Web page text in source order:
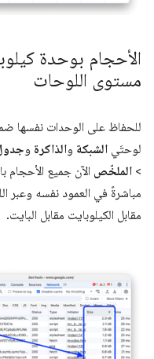
الأحجام بوحدة
مستوى اللوحات
للحفاظ على الوحدات نفسها
لوحتَي الشبكة والذاكرة و
> الملخّص الآن جميع الأحجام
مباشرةً في العمود نفسه وعبر
مقابل الكيلوبايت مقابل البايت.